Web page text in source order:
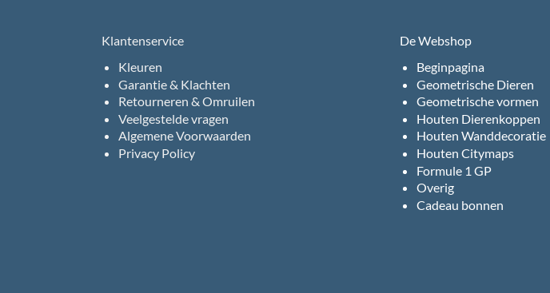
Klantenservice
Kleuren
Garantie & Klachten
Retourneren & Omruilen
Veelgestelde vragen
Algemene Voorwaarden
Privacy Policy
De Webshop
Beginpagina
Geometrische Dieren
Geometrische vormen
Houten Dierenkoppen
Houten Wanddecoratie
Houten Citymaps
Formule 1 GP
Overig
Cadeau bonnen